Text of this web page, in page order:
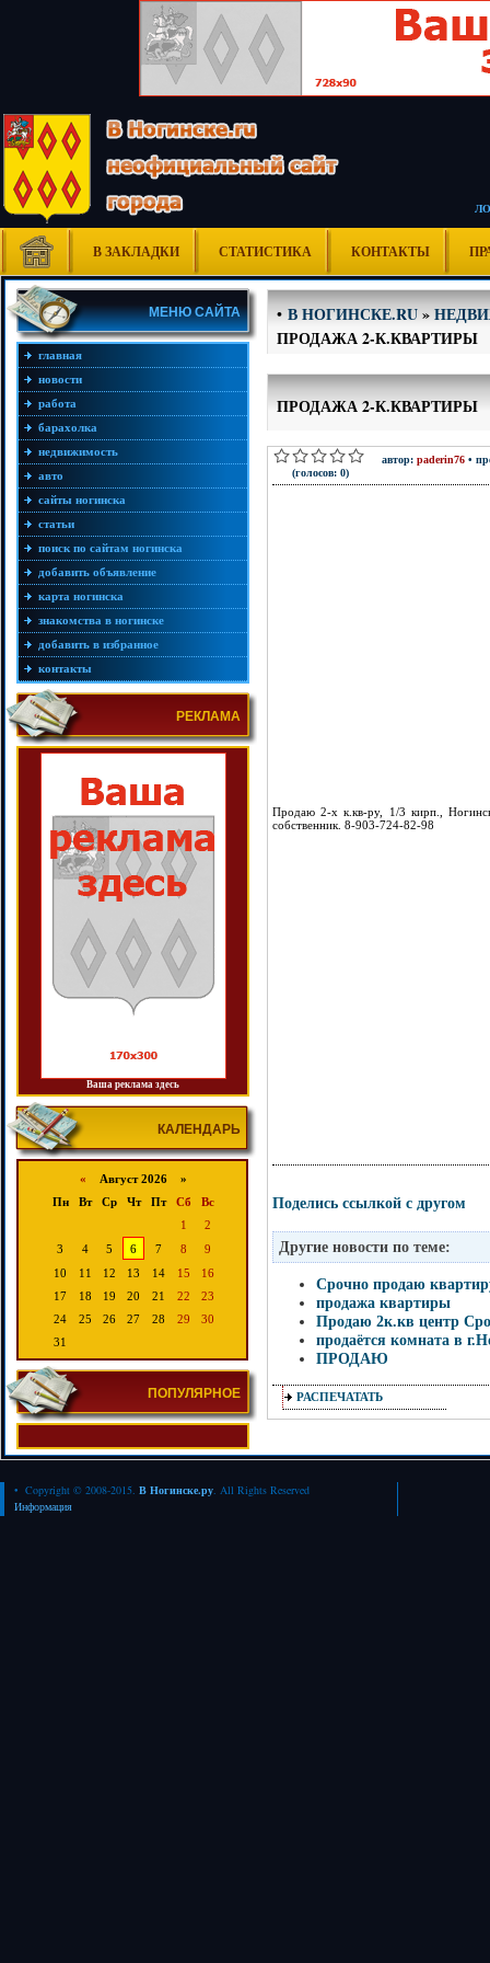
В ЗАКЛАДКИ СТАТИСТИКА КОНТАКТЫ
МЕНЮ САЙТА
главная
новости
работа
барахолка
недвижимость
авто
сайты ногинска
статьи
поиск по сайтам ногинска
добавить объявление
карта ногинска
знакомства в ногинске
добавить в избранное
контакты
РЕКЛАМА
Ваша реклама здесь
КАЛЕНДАРЬ
« Август 2026 »
Пн
Вт Ср Чт Пт Сб
Вс
1
2
3
4 5 6 7 8
9
10
11 12 13 14 15
16
17
18 19 20 21 22
23
24
25 26 27 28 29
30
31
ПОПУЛЯРНОЕ
•В НОГИНСКЕ.RU»
ПРОДАЖА 2-К.КВАРТИРЫ
ПРОДАЖА 2-К.КВАРТИРЫ
(голосов: 0)
автор: paderin76 •
Продаю 2-х к.кв-ру, 1/3 кирп.,
собственник. 8-903-724-82-98
Поделись ссылкой с другом
Другие новости по теме:
Срочно продаю
продажа квартиры
Продаю 2к.кв центр
продаётся комната в
ПРОДАЮ
РАСПЕЧАТАТЬ
• Copyright © 2008-2015. В Ногинске.ру. All Rights Reserved
Информация